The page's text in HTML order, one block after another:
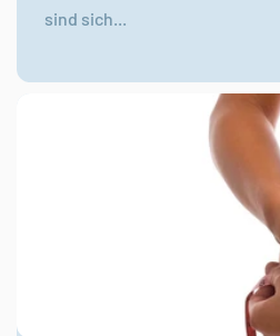
sind sich...